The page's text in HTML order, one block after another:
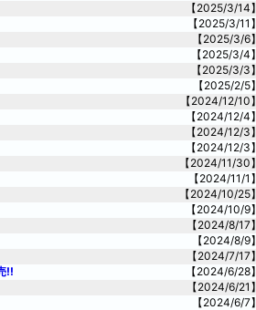
【2025/3/14】
【2025/3/11】
【2025/3/6】
【2025/3/4】
【2025/3/3】
【2025/2/5】
【2024/12/10】
【2024/12/4】
【2024/12/3】
【2024/12/3】
【2024/11/30】
【2024/11/1】
【2024/10/25】
【2024/10/9】
【2024/8/17】
【2024/8/9】
【2024/7/17】
!!
【2024/6/28】
【2024/6/21】
【2024/6/7】